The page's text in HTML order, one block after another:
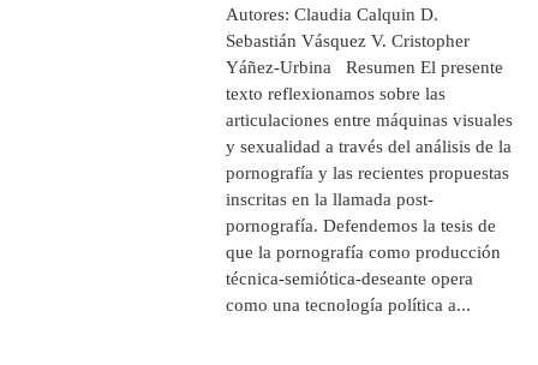
Autores: Claudia Calquin D.
Sebastián Vásquez V. Cristopher
Yáñez-Urbina Resumen El presente
texto reflexionamos sobre las
articulaciones entre máquinas visuales
y sexualidad a través del análisis de la
pornografía y las recientes propuestas
inscritas en la llamada post-
pornografía. Defendemos la tesis de
que la pornografía como producción
técnica-semiótica-deseante opera
como una tecnología política a...